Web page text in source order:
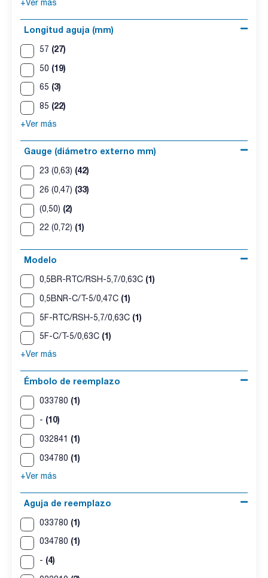
+Ver más
Longitud aguja (mm)
57 (27)
50 (19)
65 (3)
85 (22)
+Ver más
Gauge (diámetro externo mm)
23 (0,63) (42)
26 (0,47) (33)
(0,50) (2)
22 (0,72) (1)
Modelo
0,5BR-RTC/RSH-5,7/0,63C (1)
0,5BNR-C/T-5/0,47C (1)
5F-RTC/RSH-5,7/0,63C (1)
5F-C/T-5/0,63C (1)
+Ver más
Émbolo de reemplazo
033780 (1)
- (10)
032841 (1)
034780 (1)
+Ver más
Aguja de reemplazo
033780 (1)
034780 (1)
- (4)